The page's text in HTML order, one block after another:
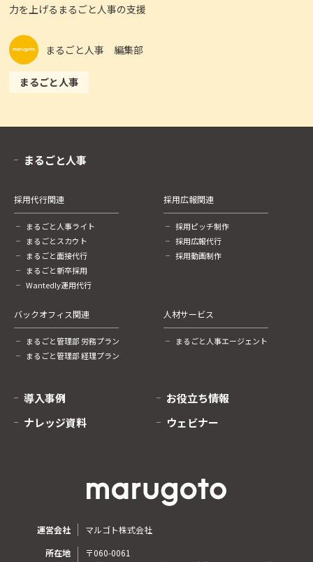
力を上げるまるごと人事の支援
まるごと人事 編集部
まるごと人事
まるごと人事
採用代行関連
まるごと人事ライト
まるごとスカウト
まるごと面接代行
まるごと新卒採用
Wantedly運用代行
採用広報関連
採用ピッチ制作
採用広報代行
採用動画制作
バックオフィス関連
まるごと管理部 労務プラン
まるごと管理部 経理プラン
人材サービス
まるごと人事エージェント
導入事例
お役立ち情報
ナレッジ資料
ウェビナー
運営会社
マルゴト株式会社
所在地
〒060-0061